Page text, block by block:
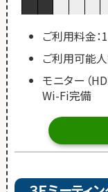
ご利用料金：
ご利用可能
モニター（
Wi-Fi完備